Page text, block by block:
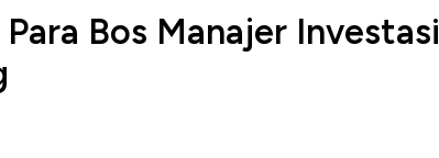
Bos Manajer Investasi